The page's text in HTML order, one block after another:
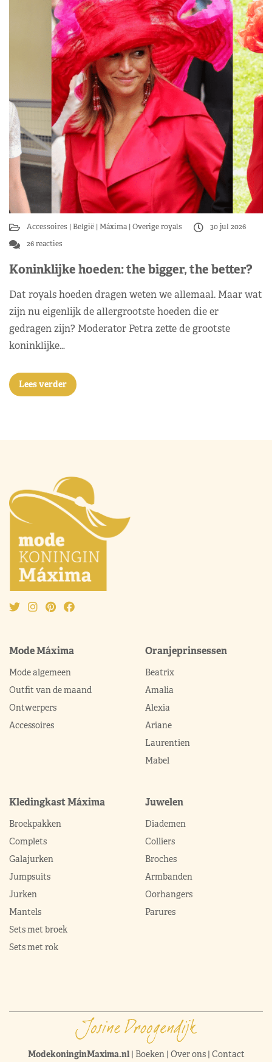
Accessoires België Máxima Overige royals
30 jul 2026
26 reacties
Koninklijke hoeden: the bigger, the better?
Dat royals hoeden dragen weten we allemaal. Maar wat
zijn nu eigenlijk de allergrootste hoeden die er
gedragen zijn? Moderator Petra zette de grootste
koninklijke…
Lees verder
Mode Máxima
Mode algemeen
Outfit van de maand
Ontwerpers
Accessoires
Oranjeprinsessen
Beatrix
Amalia
Alexia
Ariane
Laurentien
Mabel
Kledingkast Máxima
Broekpakken
Complets
Galajurken
Jumpsuits
Jurken
Mantels
Sets met broek
Sets met rok
Juwelen
Diademen
Colliers
Broches
Armbanden
Oorhangers
Parures
ModekoninginMaxima.nl| Boeken| Over ons| Contact